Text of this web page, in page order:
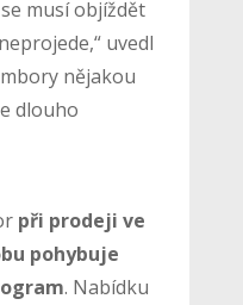
musí objíždět
uvedl
nějakou
dlouho
při prodeji ve
pohybuje
. Nabídku